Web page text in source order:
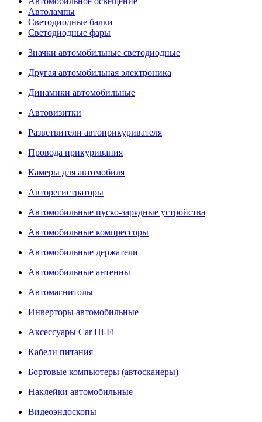
Автолампы
Светодиодные балки
Светодиодные фары
Значки автомобильные светодиодные
Другая автомобильная электроника
Динамики автомобильные
Автовизитки
Разветвители автоприкуривателя
Провода прикуривания
Камеры для автомобиля
Авторегистраторы
Автомобильные пуско-зарядные устройства
Автомобильные компрессоры
Автомобильные держатели
Автомобильные антенны
Автомагнитолы
Инверторы автомобильные
Аксессуары Car Hi-Fi
Кабели питания
Бортовые компьютеры (автосканеры)
Наклейки автомобильные
Видеоэндоскопы